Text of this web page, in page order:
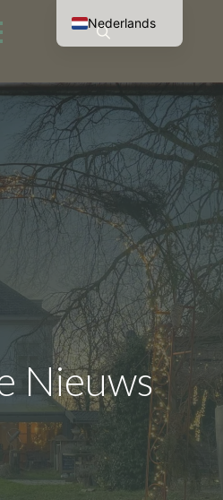
Nieuws
Nederlands
English (UK)
Deutsch